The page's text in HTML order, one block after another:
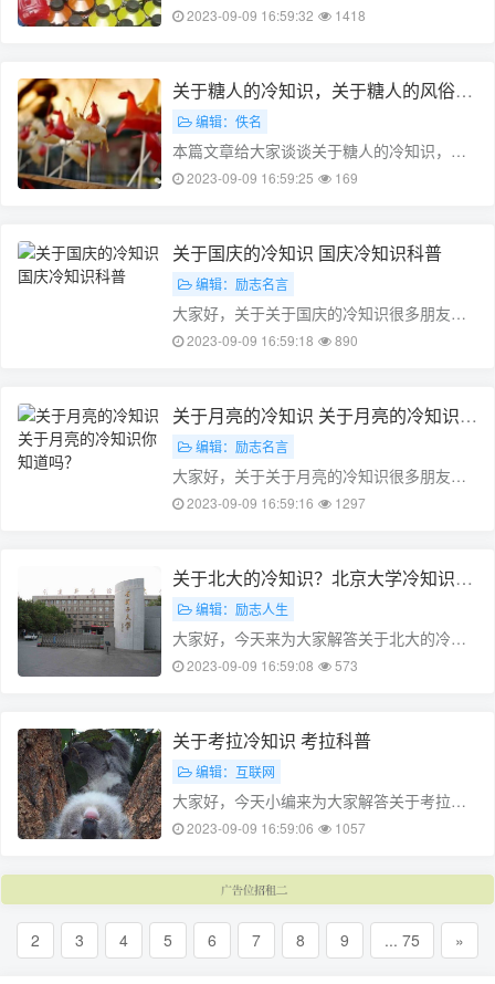
其中也会对关于可乐的冷知识进行解释，如
的可乐比不加冰少关于可乐的知识科普
可……
2023-09-09 16:59:32 1418
关于糖人的冷知识，关于糖人的风俗
(关于糖人的介绍)
编辑：佚名
本篇文章给大家谈谈关于糖人的冷知识，以
及关于糖人的风俗对应的知识点，文章可能
助，可以解决了您的问题，不要忘了收藏
本……
2023-09-09 16:59:25 169
关于国庆的冷知识 国庆冷知识科普
编辑：励志名言
大家好，关于关于国庆的冷知识很多朋友都
还不太明白，不过没关系，因为今天小编就
题，如果碰巧可以解决您的问题，还望关
注……
2023-09-09 16:59:18 890
关于月亮的冷知识 关于月亮的冷知识你
知道吗？
编辑：励志名言
大家好，关于关于月亮的冷知识很多朋友都
还不太明白，不过没关系，因为今天小编就
困惑和问题，如果碰巧可以解决您的问……
2023-09-09 16:59:16 1297
关于北大的冷知识？北京大学冷知识
(北京大学的冷门专业有哪些)
编辑：励志人生
大家好，今天来为大家解答关于北大的冷知
识这个问题的一些问题点，包括北京大学冷
看吧！如果解决了您的问题，还望您关
注……
2023-09-09 16:59:08 573
关于考拉冷知识 考拉科普
编辑：互联网
大家好，今天小编来为大家解答关于考拉冷
知识这个问题，考拉科普很多人还不知道，
什么怕人考拉为什么稀有考拉的习性考拉害
怕人类的原因是因为人类的活动对它们
的……
2023-09-09 16:59:06 1057
2 3 4 5 6 7 8 9 ... 75 »